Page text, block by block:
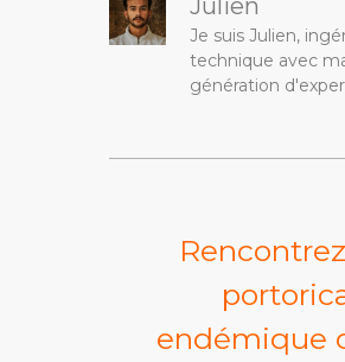
Julien
Je suis Julien,
technique avec
génération
endémique